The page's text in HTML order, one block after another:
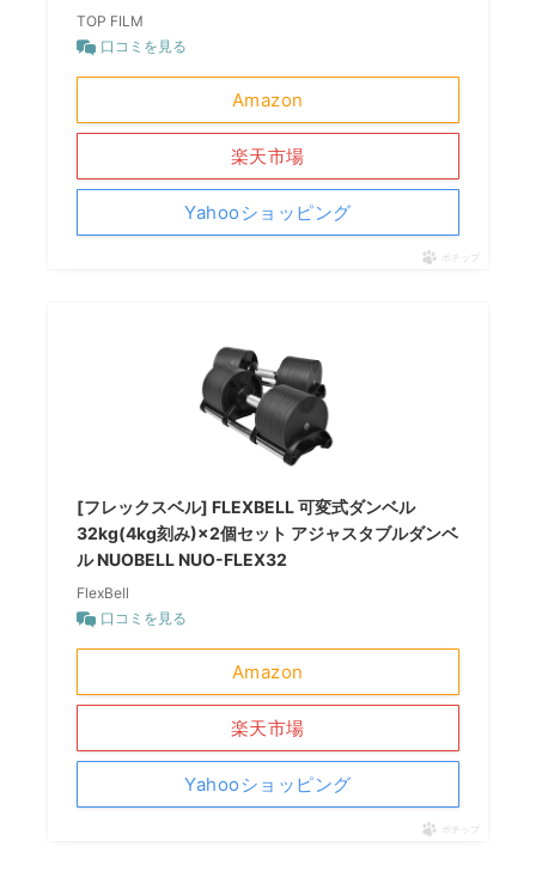
TOP FILM
口コミを見る
Amazon
楽天市場
Yahooショッピング
ポチップ
[フレックスベル] FLEXBELL 可変式ダンベル
32kg(4kg刻み)×2個セット アジャスタブルダンベ
ル NUOBELL NUO-FLEX32
FlexBell
口コミを見る
Amazon
楽天市場
Yahooショッピング
ポチップ